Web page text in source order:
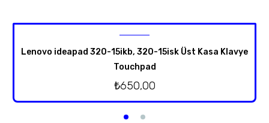
Lenovo ideapad 320-15ikb, 320-15isk Üst Kasa Klavye
Touchpad
₺650,00